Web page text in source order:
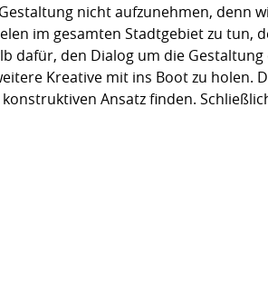
nicht aufzunehmen, denn
im gesamten Stadtgebiet zu tun,
dafür, den Dialog um die
Kreative mit ins Boot zu holen.
Ansatz finden.